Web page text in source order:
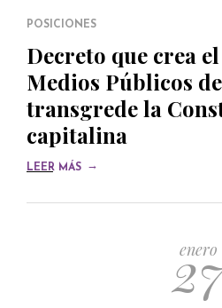
POSICIONES
Decreto que crea
Medios Públicos
transgrede la
capitalina
LEER MÁS →
enero